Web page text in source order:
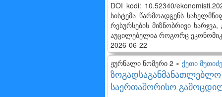
DOI kodi: 10.52340/
სისტემა წარმოადგენს
რესურსების მიზნობრივი
აუცილებელია როგორც
2026-06-22
ჟურნალი ნომერი 2 ∘ ქეთი მუთიძე
საერთაშორისო